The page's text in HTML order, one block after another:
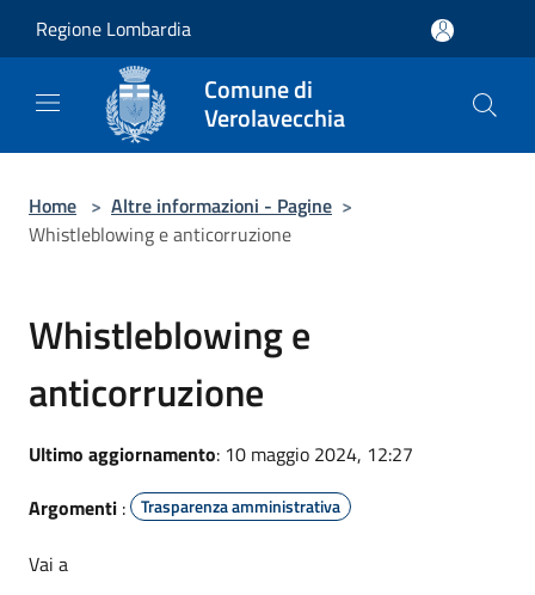
Regione Lombardia
Comune di
Verolavecchia
Home > Altre informazioni - Pagine >
Whistleblowing e anticorruzione
Whistleblowing e
anticorruzione
Ultimo aggiornamento: 10 maggio 2024, 12:27
Argomenti : Trasparenza amministrativa
Vai a